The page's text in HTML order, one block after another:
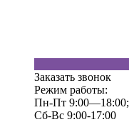
Заказать звонок
Режим работы:
Пн-Пт 9:00—18:00;
Сб-Вс 9:00-17:00